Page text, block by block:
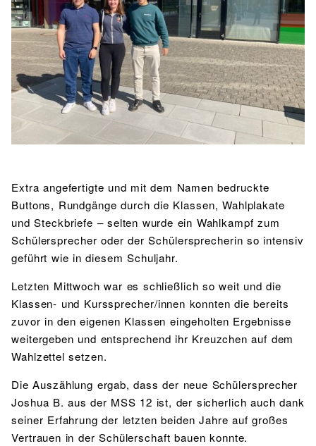
BIBLIOTHEK
Bibliothek Bibliothekskatalog
Schulbuchausleihe
Lehrmittelfreiheit
Buchempfehlungen
MENSA & BISTRO
Mensa & Bistro Speiseplan
Ernährungskonzept
SPORT
Sport als Leistungsfach Exkursionen
Wettkämpfe
Fachschaft
JtfO
Extra angefertigte und mit dem Namen bedruckte
Buttons, Rundgänge durch die Klassen, Wahlplakate
und Steckbriefe – selten wurde ein Wahlkampf zum
Schülersprecher oder der Schülersprecherin so intensiv
geführt wie in diesem Schuljahr.
Letzten Mittwoch war es schließlich so weit und die
Klassen- und Kurssprecher/innen konnten die bereits
zuvor in den eigenen Klassen eingeholten Ergebnisse
weitergeben und entsprechend ihr Kreuzchen auf dem
Wahlzettel setzen.
Die Auszählung ergab, dass der neue Schülersprecher
Joshua B. aus der MSS 12 ist, der sicherlich auch dank
seiner Erfahrung der letzten beiden Jahre auf großes
Vertrauen in der Schülerschaft bauen konnte.